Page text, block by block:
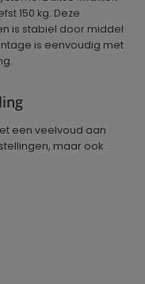
150 kg. Deze
is stabiel door middel
is eenvoudig met
een veelvoud aan
maar ook